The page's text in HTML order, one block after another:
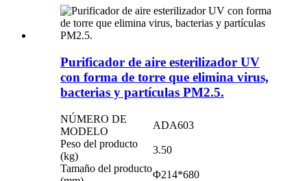
Purificador de aire esterilizador UV
con forma de torre que elimina virus,
bacterias y partículas PM2.5.
NÚMERO DE
MODELO
ADA603
Peso del producto
(kg)
3.50
Tamaño del producto
Φ214*680